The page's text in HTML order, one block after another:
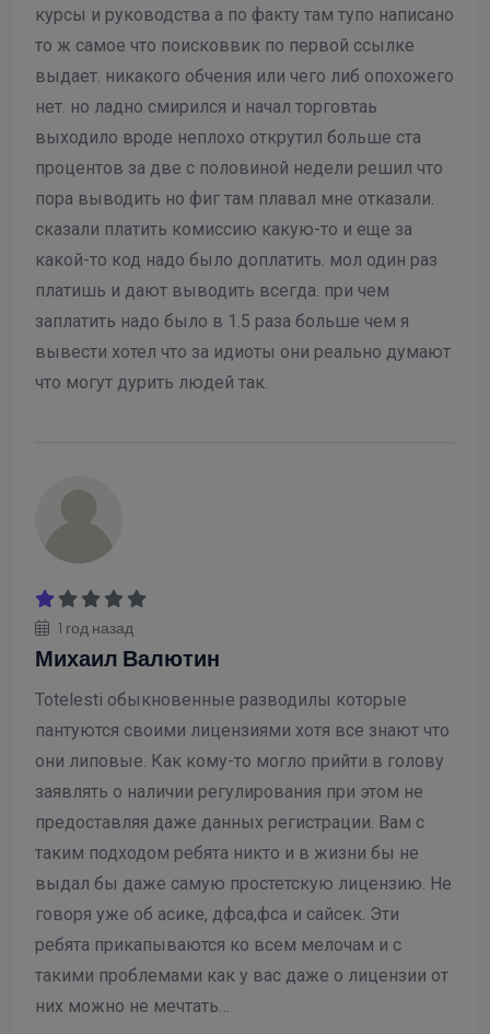
курсы и руководства а по факту там тупо написано
то ж самое что поисковвик по первой ссылке
выдает. никакого обчения или чего либ опохожего
нет. но ладно смирился и начал торговтаь
выходило вроде неплохо открутил больше ста
процентов за две с половиной недели решил что
пора выводить но фиг там плавал мне отказали.
сказали платить комиссию какую-то и еще за
какой-то код надо было доплатить. мол один раз
платишь и дают выводить всегда. при чем
заплатить надо было в 1.5 раза больше чем я
вывести хотел что за идиоты они реально думают
что могут дурить людей так.
1 год назад
Михаил Валютин
Totelesti обыкновенные разводилы которые
пантуются своими лицензиями хотя все знают что
они липовые. Как кому-то могло прийти в голову
заявлять о наличии регулирования при этом не
предоставляя даже данных регистрации. Вам с
таким подходом ребята никто и в жизни бы не
выдал бы даже самую простетскую лицензию. Не
говоря уже об асике, дфса,фса и сайсек. Эти
ребята прикапываются ко всем мелочам и с
такими проблемами как у вас даже о лицензии от
них можно не мечтать…